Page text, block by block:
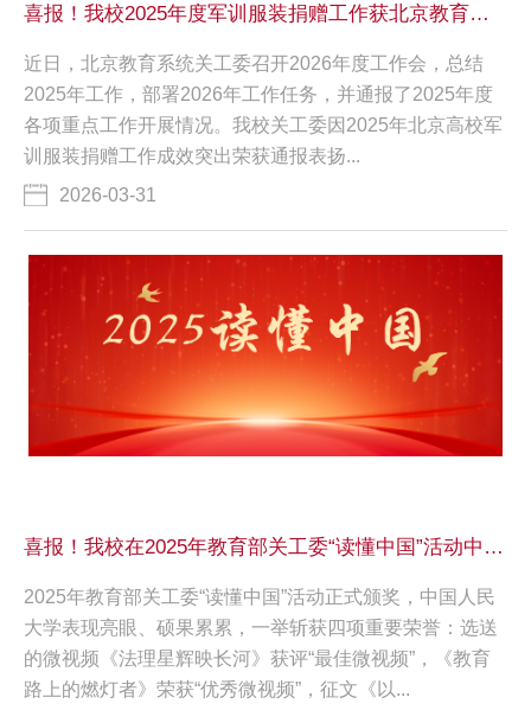
喜报！我校2025年度军训服装捐赠工作获北京教育系统关工委通报表扬
近日，北京教育系统关工委召开2026年度工作会，总结
2025年工作，部署2026年工作任务，并通报了2025年度
各项重点工作开展情况。我校关工委因2025年北京高校军
训服装捐赠工作成效突出荣获通报表扬...
2026-03-31
喜报！我校在2025年教育部关工委“读懂中国”活动中连获四奖
2025年教育部关工委“读懂中国”活动正式颁奖，中国人民
大学表现亮眼、硕果累累，一举斩获四项重要荣誉：选送
的微视频《法理星辉映长河》获评“最佳微视频”，《教育
路上的燃灯者》荣获“优秀微视频”，征文《以...